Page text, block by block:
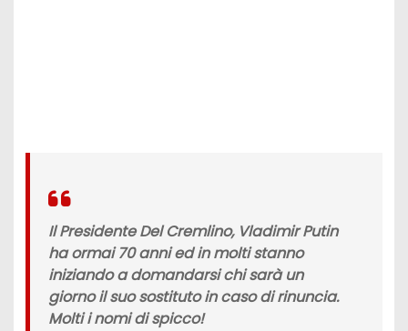
Il Presidente Del Cremlino, Vladimir Putin
ha ormai 70 anni ed in molti stanno
iniziando a domandarsi chi sarà un
giorno il suo sostituto in caso di rinuncia.
Molti i nomi di spicco!